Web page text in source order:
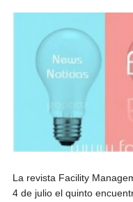
La revista Facility
4 de julio el quinto